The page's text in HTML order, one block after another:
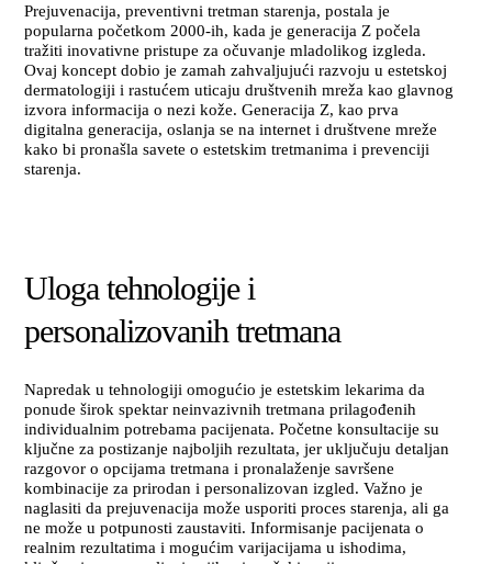
Prejuvenacija, preventivni tretman starenja, postala je
popularna početkom 2000-ih, kada je generacija Z počela
tražiti inovativne pristupe za očuvanje mladolikog izgleda.
Ovaj koncept dobio je zamah zahvaljujući razvoju u estetskoj
dermatologiji i rastućem uticaju društvenih mreža kao glavnog
izvora informacija o nezi kože. Generacija Z, kao prva
digitalna generacija, oslanja se na internet i društvene mreže
kako bi pronašla savete o estetskim tretmanima i prevenciji
starenja.
Uloga tehnologije i
personalizovanih tretmana
Napredak u tehnologiji omogućio je estetskim lekarima da
ponude širok spektar neinvazivnih tretmana prilagođenih
individualnim potrebama pacijenata. Početne konsultacije su
ključne za postizanje najboljih rezultata, jer uključuju detaljan
razgovor o opcijama tretmana i pronalaženje savršene
kombinacije za prirodan i personalizovan izgled. Važno je
naglasiti da prejuvenacija može usporiti proces starenja, ali ga
ne može u potpunosti zaustaviti. Informisanje pacijenata o
realnim rezultatima i mogućim varijacijama u ishodima,